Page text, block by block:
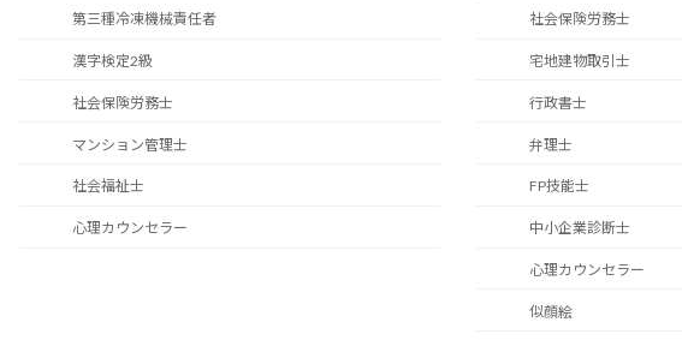
第三種冷凍機械責任者
漢字検定2級
社会保険労務士
マンション管理士
社会福祉士
心理カウンセラー
社会保険労務士
宅地建物取引士
行政書士
弁理士
FP技能士
中小企業診断士
心理カウンセラー
似顔絵